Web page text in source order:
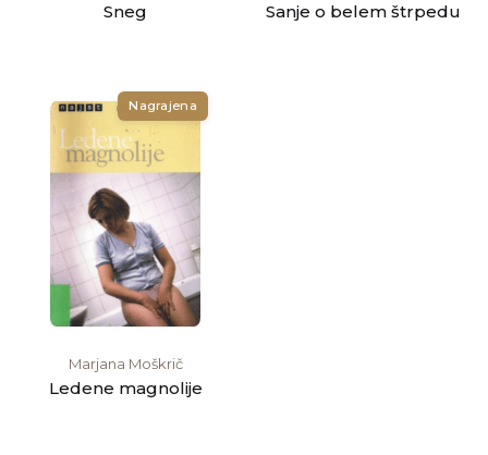
Sneg Sanje o belem štrpedu
Nagrajena
Marjana Moškrič
Ledene magnolije